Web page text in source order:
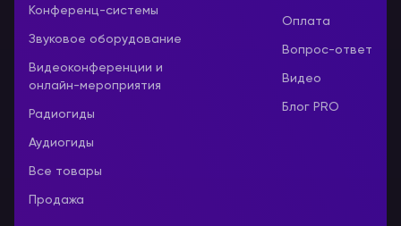
Конференц-системы
Звуковое оборудование
Видеоконференции и
онлайн-мероприятия
Радиогиды
Аудиогиды
Все товары
Продажа
Оплата
Вопрос-ответ
Видео
Блог PRO